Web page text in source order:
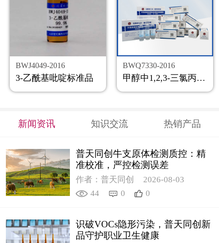
BWJ4049-2016
3-乙酰基吡啶标准品
BWQ7330-2016
甲醇中1,2,3-三氯丙烷溶液标准物质
新闻资讯 知识交流 热销产品
普天同创牛支原体检测质控：精
准校准，严控检测误差
作者：普天同创
2026-08-03
44
0 0
识破VOCs隐形污染，普天同创新
品守护职业卫生健康